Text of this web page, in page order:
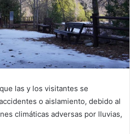
las y los visitantes se
o aislamiento, debido al
climáticas adversas por lluvias,